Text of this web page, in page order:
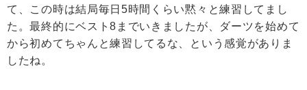
て、この時は結局毎日5時間くらい黙々と練習してまし
た。最終的にベスト8までいきましたが、ダーツを始めて
から初めてちゃんと練習してるな、という感覚がありま
したね。